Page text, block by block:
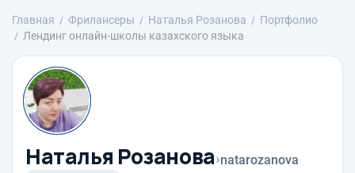
Главная Фрилансеры Наталья Розанова
Портфолио
Лендинг онлайн-школы казахского языка
Наталья Розанова›natarozanova